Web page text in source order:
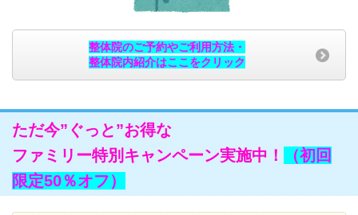
整体院のご予約やご利用方法・
整体院内紹介はここをクリック
ただ今”ぐっと”お得な
ファミリー特別キャンペーン実施中！
（初回
限定50％オフ）